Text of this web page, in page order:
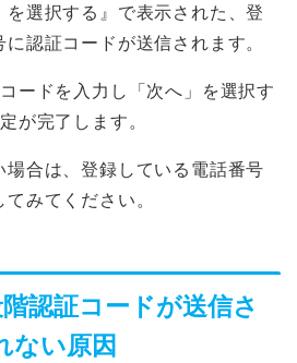
を選択する』で表示された、登
認証コードが送信されます。
ードを入力し「次へ」を選択す
が完了します。
合は、登録している電話番号
みてください。
認証コードが送信さ
ない原因